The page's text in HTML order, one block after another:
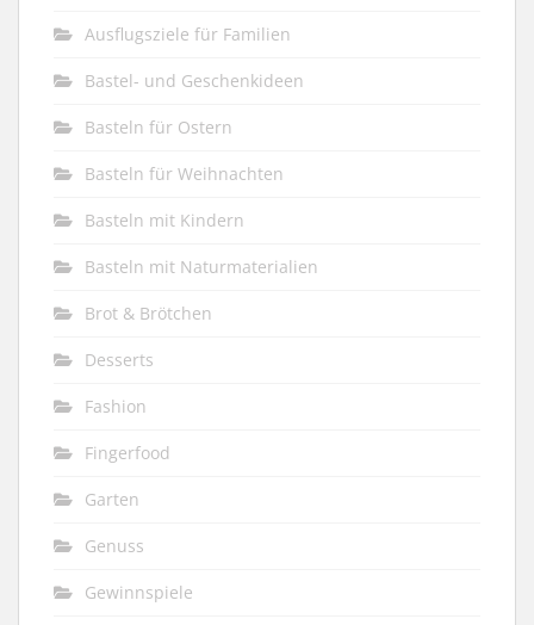
Ausflugsziele für Familien
Bastel- und Geschenkideen
Basteln für Ostern
Basteln für Weihnachten
Basteln mit Kindern
Basteln mit Naturmaterialien
Brot & Brötchen
Desserts
Fashion
Fingerfood
Garten
Genuss
Gewinnspiele